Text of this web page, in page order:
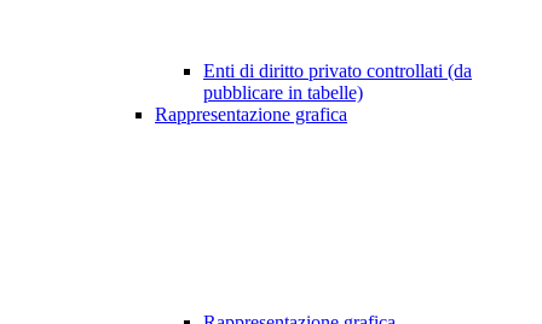
Enti di diritto privato controllati (da
pubblicare in tabelle)
Rappresentazione grafica